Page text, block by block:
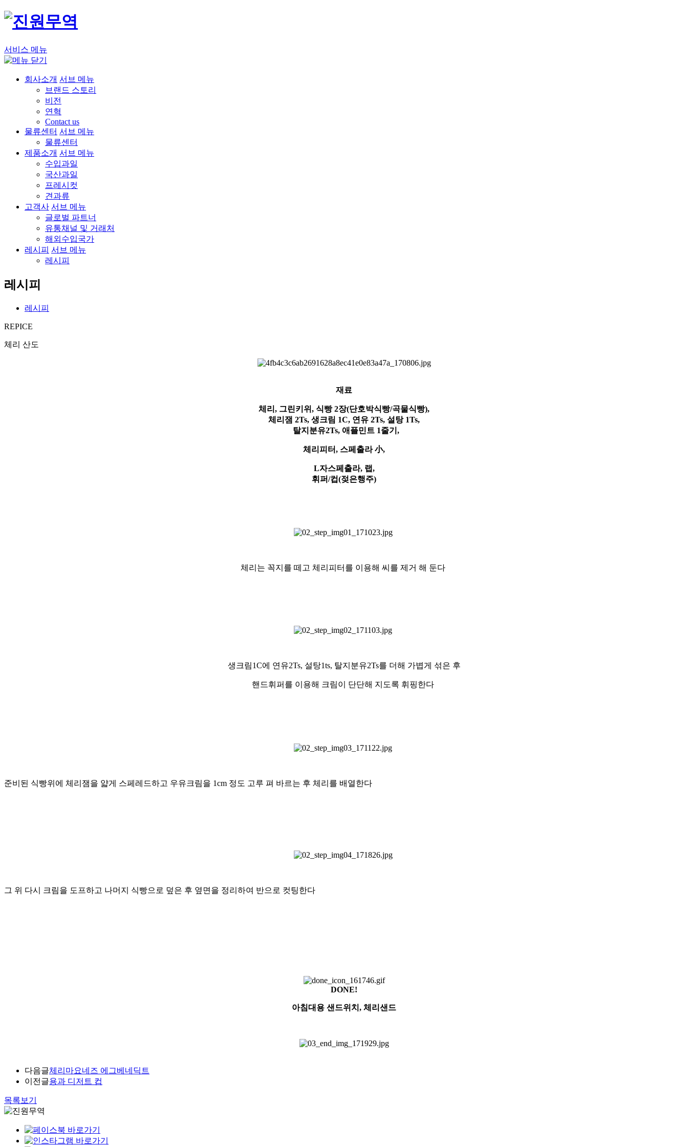
서비스 메뉴
회사소개 서브 메뉴
브랜드 스토리
비전
연혁
Contact us
물류센터 서브 메뉴
물류센터
제품소개 서브 메뉴
수입과일
국산과일
프레시컷
견과류
고객사 서브 메뉴
글로벌 파트너
유통채널 및 거래처
해외수입국가
레시피 서브 메뉴
레시피
레시피
레시피
REPICE
체리 산도
재료
체리, 그린키위, 식빵 2장(단호박식빵/곡물식빵),
체리잼 2Ts, 생크림 1C, 연유 2Ts, 설탕 1Ts,
탈지분유2Ts, 애플민트 1줄기,
체리피터, 스페출라 小,
L자스페출라, 랩,
휘퍼/컵(젖은행주)
체리는 꼭지를 떼고 체리피터를 이용해 씨를 제거 해 둔다
생크림1C에 연유2Ts, 설탕1ts, 탈지분유2Ts를 더해 가볍게 섞은 후
핸드휘퍼를 이용해 크림이 단단해 지도록 휘핑한다
준비된 식빵위에 체리잼을 얇게 스페레드하고 우유크림을 1cm 정도 고루 펴 바르는 후 체리를 배열한다
그 위 다시 크림을 도프하고 나머지 식빵으로 덮은 후 옆면을 정리하여 반으로 컷팅한다
DONE!
아침대용 샌드위치, 체리샌드
다음글체리마요네즈 에그베네딕트
이전글용과 디저트 컵
목록보기